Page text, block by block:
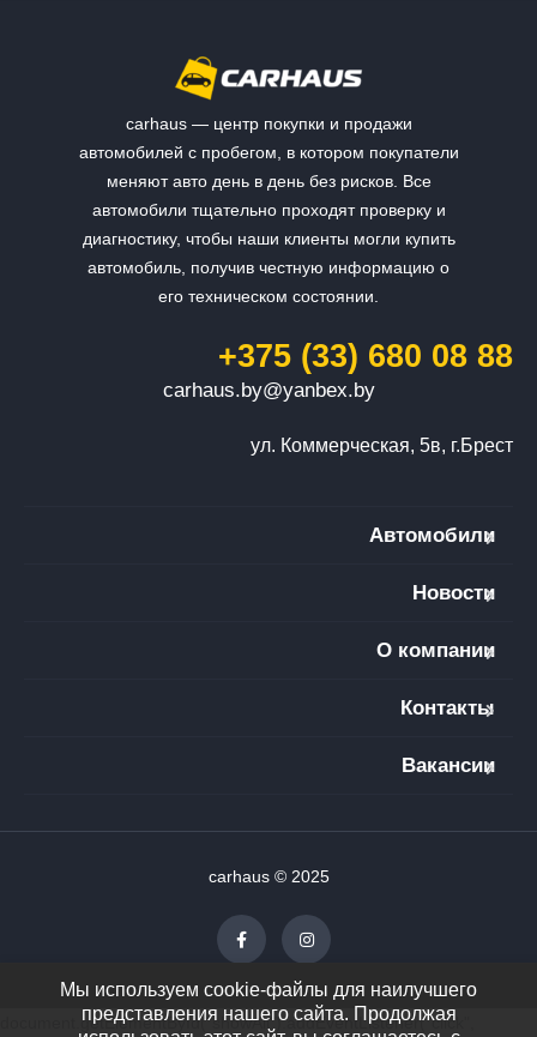
carhaus — центр покупки и продажи
автомобилей с пробегом, в котором покупатели
меняют авто день в день без рисков. Все
автомобили тщательно проходят проверку и
диагностику, чтобы наши клиенты могли купить
автомобиль, получив честную информацию о
его техническом состоянии.
+375 (33) 680 08 88
carhaus.by@yanbex.by
ул. Коммерческая, 5в, г.Брест
Автомобили
Новости
О компании
Контакты
Вакансии
carhaus © 2025
Мы используем cookie-файлы для наилучшего
представления нашего сайта. Продолжая
document.getElementById("showAll").addEventListener("click",